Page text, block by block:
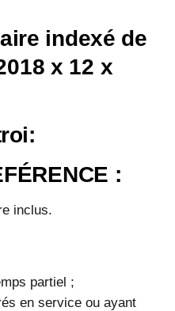
indexé de
x 12 x
:
inclus.
partiel ;
en service ou ayant